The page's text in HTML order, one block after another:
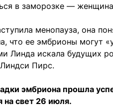
в заморозке —
менопауза, она
что ее эмбрионы могут
Линда искала будущих
Линдси Пирс.
эмбриона прошла
свет 26 июля.